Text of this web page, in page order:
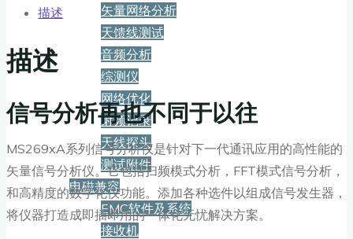
矢量网络分析
天馈线测试
音频分析
综测仪
网络优化
射频记录
天线探头
测试附件
电磁兼容
EMC软件及系统
接收机
描述
描述
信号分析再也不同于以往
MS269xA系列信号分析仪是针对下一代通讯应用的高性能的
矢量信号分析仪。它包括扫频模式分析，FFT模式信号分析，
和高精度的数字化仪功能。添加各种选件以组成信号发生器，
将仪器打造成即插即用的一体化无忧解决方案。